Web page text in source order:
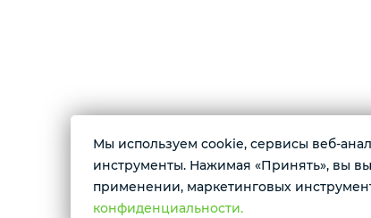
О магазине
Магазин цифровой электроники. В
смартфоны, планшеты, смарт-часы,
Мы используем cookie, сервисы веб-
инструменты. Нажимая «Принять», вы
применении, маркетинговых
конфиденциальности.